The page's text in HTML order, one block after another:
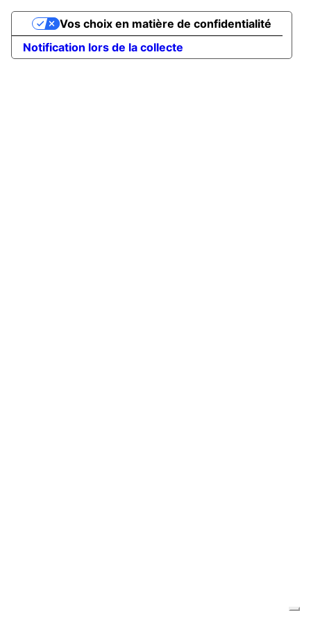
Notification lors de la collecte
Vos choix en matière de confidentialité